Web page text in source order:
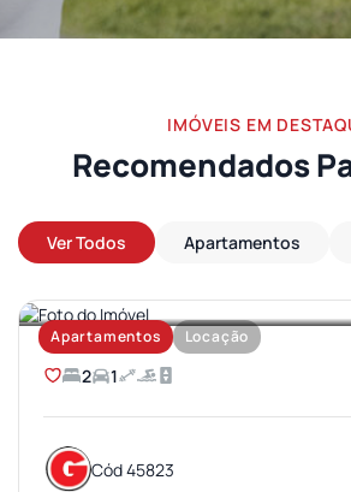
IMÓVEIS EM
Recomendados
Ver Todos Apartamentos
Apartamentos Locação
AEROPORTO
2 1
Cód 45823